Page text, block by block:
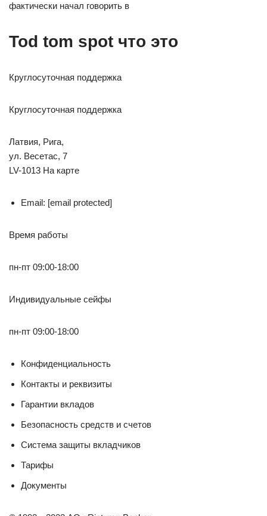
фактически начал говорить в
Tod tom spot что это
Круглосуточная поддержка
Круглосуточная поддержка
Латвия, Рига,
ул. Весетас, 7
LV-1013 На карте
Email: [email protected]
Время работы
пн-пт 09:00-18:00
Индивидуальные сейфы
пн-пт 09:00-18:00
Конфиденциальность
Контакты и реквизиты
Гарантии вкладов
Безопасность средств и счетов
Система защиты вкладчиков
Тарифы
Документы